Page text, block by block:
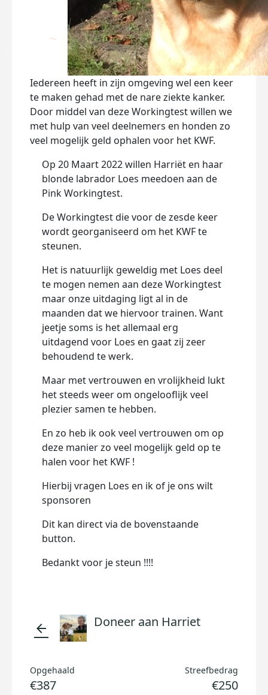
Iedereen heeft in zijn omgeving wel een keer
te maken gehad met de nare ziekte kanker.
Door middel van deze Workingtest willen we
met hulp van veel deelnemers en honden zo
veel mogelijk geld ophalen voor het KWF.
Op 20 Maart 2022 willen Harriët en haar
blonde labrador Loes meedoen aan de
Pink Workingtest.
De Workingtest die voor de zesde keer
wordt georganiseerd om het KWF te
steunen.
Het is natuurlijk geweldig met Loes deel
te mogen nemen aan deze Workingtest
maar onze uitdaging ligt al in de
maanden dat we hiervoor trainen. Want
jeetje soms is het allemaal erg
uitdagend voor Loes en gaat zij zeer
behoudend te werk.
Maar met vertrouwen en vrolijkheid lukt
het steeds weer om ongelooflijk veel
plezier samen te hebben.
En zo heb ik ook veel vertrouwen om op
deze manier zo veel mogelijk geld op te
halen voor het KWF !
Hierbij vragen Loes en ik of je ons wilt
sponsoren
Dit kan direct via de bovenstaande
button.
Bedankt voor je steun !!!!
arrow_back Doneer aan Harriet
Opgehaald
€387
Streefbedrag
€250